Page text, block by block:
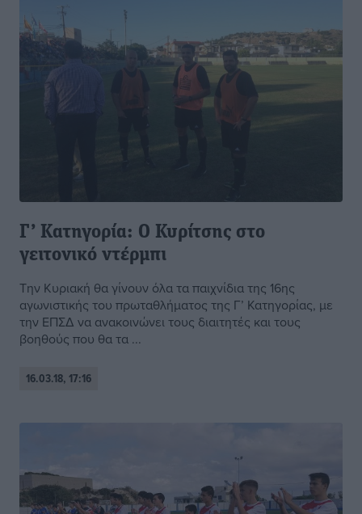
Γ’ Κατηγορία: Ο Κυρίτσης στο
γειτονικό ντέρμπι
Την Κυριακή θα γίνουν όλα τα παιχνίδια της 16ης
αγωνιστικής του πρωταθλήματος της Γ’ Κατηγορίας, με
την ΕΠΣΔ να ανακοινώνει τους διαιτητές και τους
βοηθούς που θα τα ...
16.03.18, 17:16